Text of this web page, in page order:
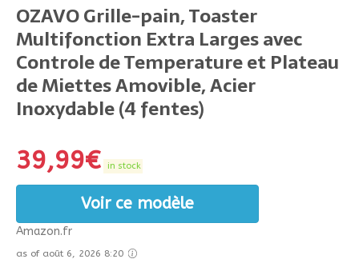
OZAVO Grille-pain, Toaster
Multifonction Extra Larges avec
Controle de Temperature et Plateau
de Miettes Amovible, Acier
Inoxydable (4 fentes)
39,99€ in stock
Voir ce modèle
Amazon.fr
as of août 6, 2026 8:20